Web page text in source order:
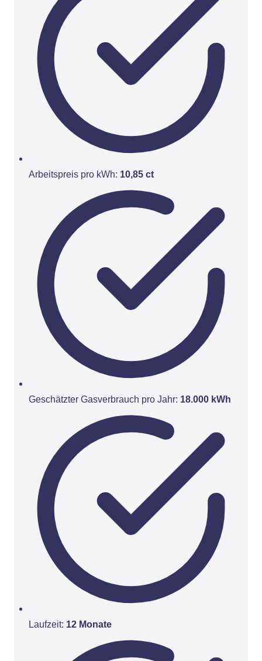
Arbeitspreis pro kWh: 10,85 ct
Geschätzter Gasverbrauch pro Jahr: 18.000 kWh
Laufzeit: 12 Monate